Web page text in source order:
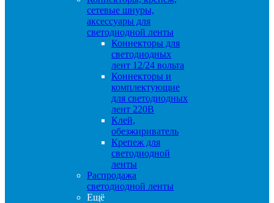
сетевые шнуры,
аксессуары для
светодиодной ленты
Коннекторы для
светодиодных
лент 12/24 вольта
Коннекторы и
комплектующие
для светодиодных
лент 220В
Клей,
обезжириватель
Крепеж для
светодиодной
ленты
Распродажа
светодиодной ленты
Ещё